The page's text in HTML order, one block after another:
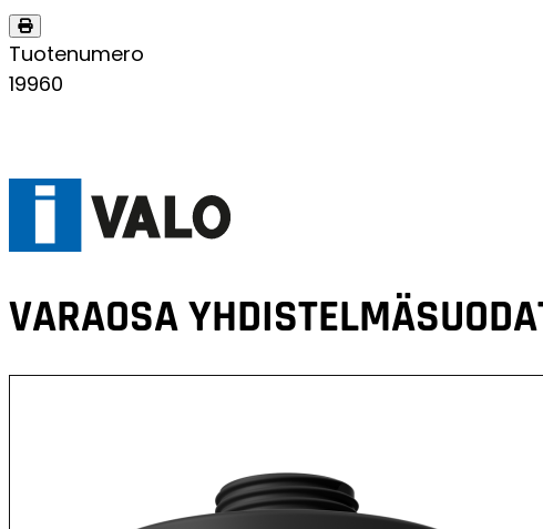
Tuotenumero
19960
VARAOSA